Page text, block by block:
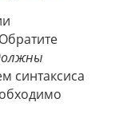
синтаксиса